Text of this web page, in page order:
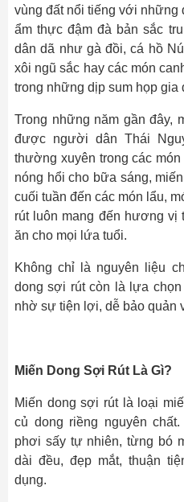
vùng đất nổi tiếng với những
ẩm thực đậm đà bản sắc
dân dã như gà đồi, cá hồ
xôi ngũ sắc hay các món
trong những dịp sum họp gia
Trong những năm gần đây,
được người dân Thái
thường xuyên trong các
nóng hổi cho bữa sáng,
cuối tuần đến các món lẩu,
rút luôn mang đến hương vị
ăn cho mọi lứa tuổi.
Không chỉ là nguyên liệu
dong sợi rút còn là lựa
nhờ sự tiện lợi, dễ bảo quản
Miến Dong Sợi Rút Là Gì?
Miến dong sợi rút là loại
củ dong riềng nguyên
phơi sấy tự nhiên, từng bó
dài đều, đẹp mắt, thuận
dụng.